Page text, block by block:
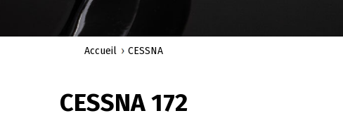
Accueil CESSNA
CESSNA 172